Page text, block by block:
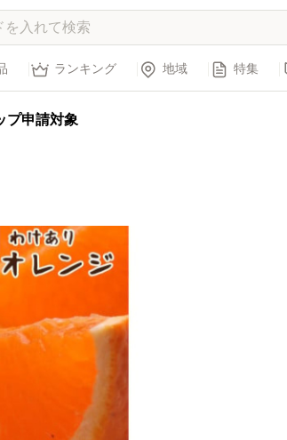
ランキング 地域 特集
プ申請対象